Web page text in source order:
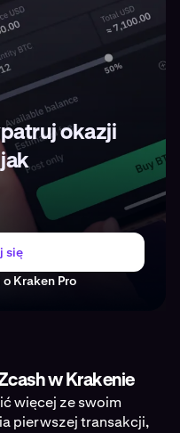
okazji
się
Kraken Pro
w Krakenie
więcej ze swoim
pierwszej transakcji,